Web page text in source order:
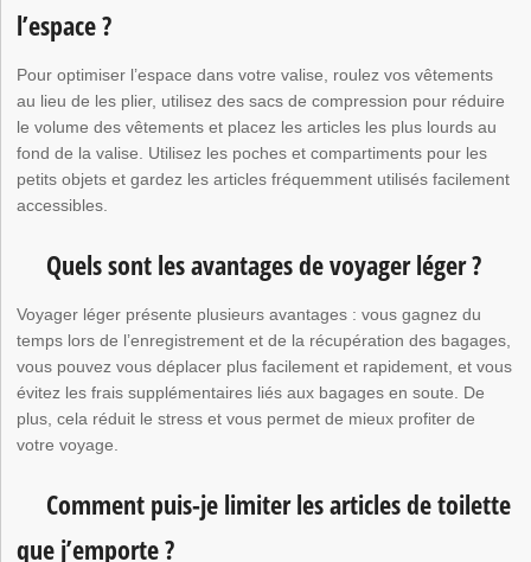
l’espace ?
Pour optimiser l’espace dans votre valise, roulez vos vêtements
au lieu de les plier, utilisez des sacs de compression pour réduire
le volume des vêtements et placez les articles les plus lourds au
fond de la valise. Utilisez les poches et compartiments pour les
petits objets et gardez les articles fréquemment utilisés facilement
accessibles.
Quels sont les avantages de voyager léger ?
Voyager léger présente plusieurs avantages : vous gagnez du
temps lors de l’enregistrement et de la récupération des bagages,
vous pouvez vous déplacer plus facilement et rapidement, et vous
évitez les frais supplémentaires liés aux bagages en soute. De
plus, cela réduit le stress et vous permet de mieux profiter de
votre voyage.
Comment puis-je limiter les articles de toilette
que j’emporte ?